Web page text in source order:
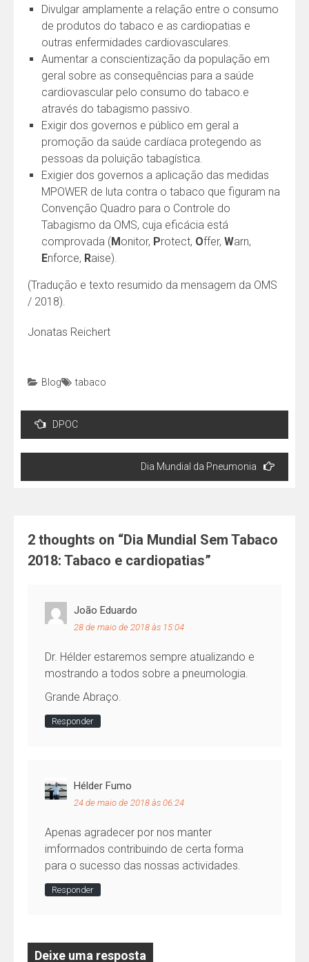
Divulgar amplamente a relação entre o consumo
de produtos do tabaco e as cardiopatias e
outras enfermidades cardiovasculares.
Aumentar a conscientização da população em
geral sobre as consequências para a saúde
cardiovascular pelo consumo do tabaco.e
através do tabagismo passivo.
Exigir dos governos e público em geral a
promoção da saúde cardíaca protegendo as
pessoas da poluição tabagística.
Exigier dos governos a aplicação das medidas
MPOWER de luta contra o tabaco que figuram na
Convenção Quadro para o Controle do
Tabagismo da OMS, cuja eficácia está
comprovada (Monitor, Protect, Offer, Warn,
Enforce, Raise).
(Tradução e texto resumido da mensagem da OMS
/ 2018).
Jonatas Reichert
Blog tabaco
Navegação
de
Post
DPOC
Dia Mundial da Pneumonia
2 thoughts on “Dia Mundial Sem Tabaco
2018: Tabaco e cardiopatias”
João Eduardo
28 de maio de 2018 às 15:04
Dr. Hélder estaremos sempre atualizando e
mostrando a todos sobre a pneumologia.
Grande Abraço.
Responder
Hélder Fumo
24 de maio de 2018 às 06:24
Apenas agradecer por nos manter
imformados contribuindo de certa forma
para o sucesso das nossas actividades.
Responder
Deixe uma resposta